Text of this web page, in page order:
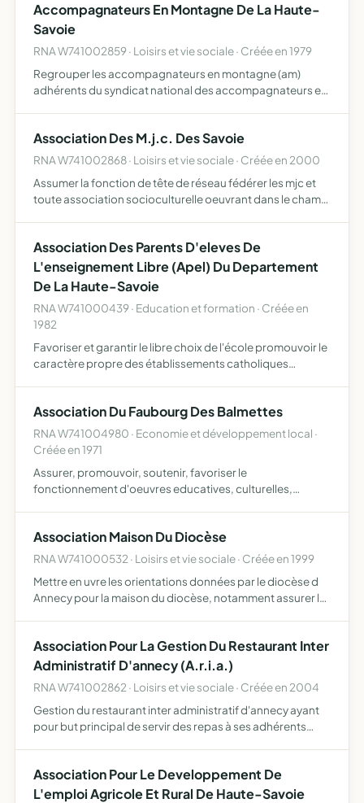
Accompagnateurs En Montagne De La Haute-
Savoie
RNA W741002859 · Loisirs et vie sociale · Créée en 1979
Regrouper les accompagnateurs en montagne (am)
adhérents du syndicat national des accompagnateurs en
Association Des M.j.c. Des Savoie
RNA W741002868 · Loisirs et vie sociale · Créée en 2000
Assumer la fonction de tête de réseau fédérer les mjc et
toute association socioculturelle oeuvrant dans le champ
Association Des Parents D'eleves De
L'enseignement Libre (Apel) Du Departement
De La Haute-Savoie
RNA W741000439 · Education et formation · Créée en
1982
Favoriser et garantir le libre choix de l'école promouvoir le
caractère propre des établissements catholiques
représentants…
Association Du Faubourg Des Balmettes
RNA W741004980 · Economie et développement local ·
Créée en 1971
Assurer, promouvoir, soutenir, favoriser le
fonctionnement d'oeuvres educatives, culturelles,
Association Maison Du Diocèse
RNA W741000532 · Loisirs et vie sociale · Créée en 1999
Mettre en uvre les orientations données par le diocèse d
Annecy pour la maison du diocèse, notamment assurer l
Association Pour La Gestion Du Restaurant Inter
Administratif D'annecy (A.r.i.a.)
RNA W741002862 · Loisirs et vie sociale · Créée en 2004
Gestion du restaurant inter administratif d'annecy ayant
pour but principal de servir des repas à ses adhérents
Association Pour Le Developpement De
L'emploi Agricole Et Rural De Haute-Savoie